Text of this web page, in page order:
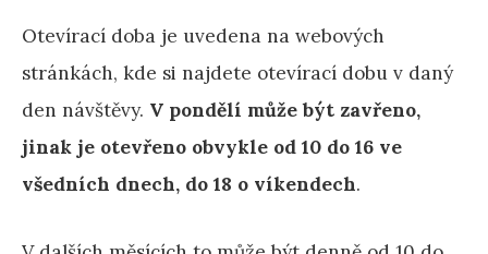
Otevírací doba je uvedena na webových
stránkách, kde si najdete otevírací dobu v daný
den návštěvy. V pondělí může být zavřeno,
jinak je otevřeno obvykle od 10 do 16 ve
všedních dnech, do 18 o víkendech.